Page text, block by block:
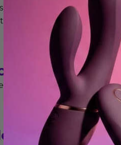
recibido y que simplemente
los detalles en nuestra
reales
cuentan quienes ya lo han
con...